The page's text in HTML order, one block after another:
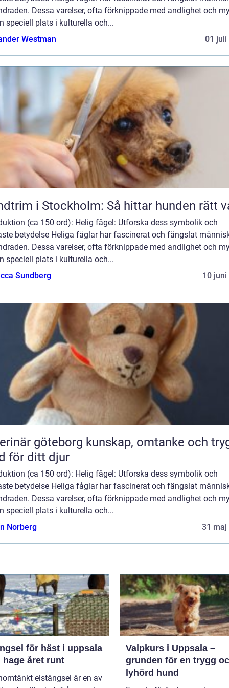
Dessa varelser, ofta förknippade med andlighet och
speciell plats i kulturella och...
Westman
01 juli
i Stockholm: Så hittar hunden rätt
(ca 150 ord): Helig fågel: Utforska dess symbolik och
betydelse Heliga fåglar har fascinerat och fängslat
Dessa varelser, ofta förknippade med andlighet och
speciell plats i kulturella och...
Sundberg
10 juni
kunskap, omtanke och trygg
för ditt djur
(ca 150 ord): Helig fågel: Utforska dess symbolik och
betydelse Heliga fåglar har fascinerat och fängslat
Dessa varelser, ofta förknippade med andlighet och
speciell plats i kulturella och...
Norberg
31 maj
för häst i uppsala
hage året runt
elstängsel är en av
Valpkurs i Uppsala –
grunden för en trygg
lyhörd hund